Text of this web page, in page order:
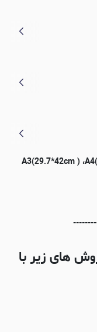
های زیر با